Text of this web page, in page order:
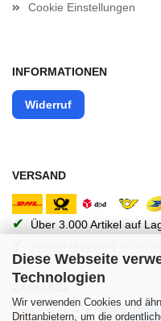
Diese Webseite
Technologien
Wir verwenden Cookies und
Drittanbietern, um die
Cookie Einstellungen
INFORMATIONEN
Widerruf
VERSAND
✔ Über 3.000 Artikel auf